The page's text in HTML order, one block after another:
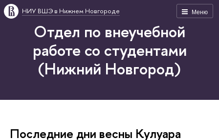
Меню
НИУ ВШЭ в Нижнем Новгороде
Отдел по внеучебной
работе со студентами
(Нижний Новгород)
Последние дни весны Кулуара